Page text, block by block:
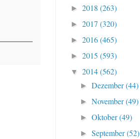
► 2018 (263)
► 2017 (320)
► 2016(465)
► 2015 (593)
▼ 2014(562)
►Dezember(44)
►November(49)
►Oktober(49)
►September(52)